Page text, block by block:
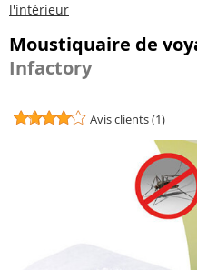
l'intérieur
Moustiquaire de
Infactory
Avis clients (1)